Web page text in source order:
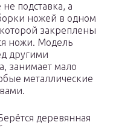
подставка, а
ножей в одном
закреплены
ножи. Модель
другими
занимает мало
металлические
деревянная